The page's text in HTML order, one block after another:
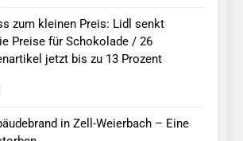
zum kleinen Preis: Lidl senkt
Preise für Schokolade / 26
jetzt bis zu 13 Prozent
in Zell-Weierbach – Eine